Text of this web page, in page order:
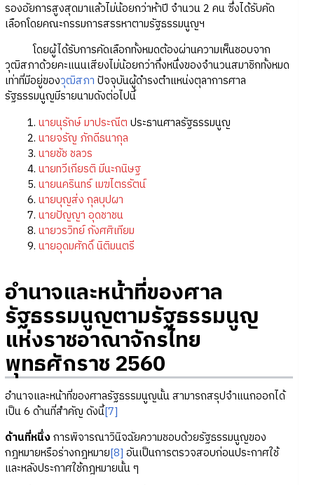
รองอัยการสูงสุดมาแล้วไม่น้อยกว่าห้าปี จำนวน 2 คน ซึ่งได้รับคัด
เลือกโดยคณะกรรมการสรรหาตามรัฐธรรมนูญฯ
โดยผู้ได้รับการคัดเลือกทั้งหมดต้องผ่านความเห็นชอบจาก
วุฒิสภาด้วยคะแนนเสียงไม่น้อยกว่ากึ่งหนึ่งของจำนวนสมาชิกทั้งหมด
เท่าที่มีอยู่ของวุฒิสภา ปัจจุบันผู้ดำรงตำแหน่งตุลาการศาล
รัฐธรรมนูญมีรายนามดังต่อไปนี้
นายนุรักษ์ มาประณีต ประธานศาลรัฐธรรมนูญ
นายจรัญ ภักดีธนากุล
นายชัช ชลวร
นายทวีเกียรติ มีนะกนิษฐ
นายนครินทร์ เมฆไตรรัตน์
นายบุญส่ง กุลบุปผา
นายปัญญา อุดชาชน
นายวรวิทย์ กังศศิเทียม
นายอุดมศักดิ์ นิติมนตรี
อำนาจและหน้าที่ของศาล
รัฐธรรมนูญตามรัฐธรรมนูญ
แห่งราชอาณาจักรไทย
พุทธศักราช 2560
อำนาจและหน้าที่ของศาลรัฐธรรมนูญนั้น สามารถสรุปจำแนกออกได้
เป็น 6 ด้านที่สำคัญ ดังนี้[7]
ด้านที่หนึ่งการพิจารณาวินิจฉัยความชอบด้วยรัฐธรรมนูญของ
กฎหมายหรือร่างกฎหมาย[8] อันเป็นการตรวจสอบก่อนประกาศใช้
และหลังประกาศใช้กฎหมายนั้น ๆ